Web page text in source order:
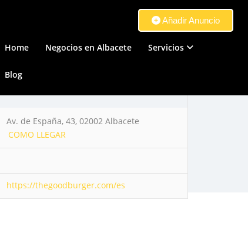
Añadir Anuncio
Home Negocios en Albacete Servicios
Blog
Av. de España, 43, 02002 Albacete
COMO LLEGAR
https://thegoodburger.com/es